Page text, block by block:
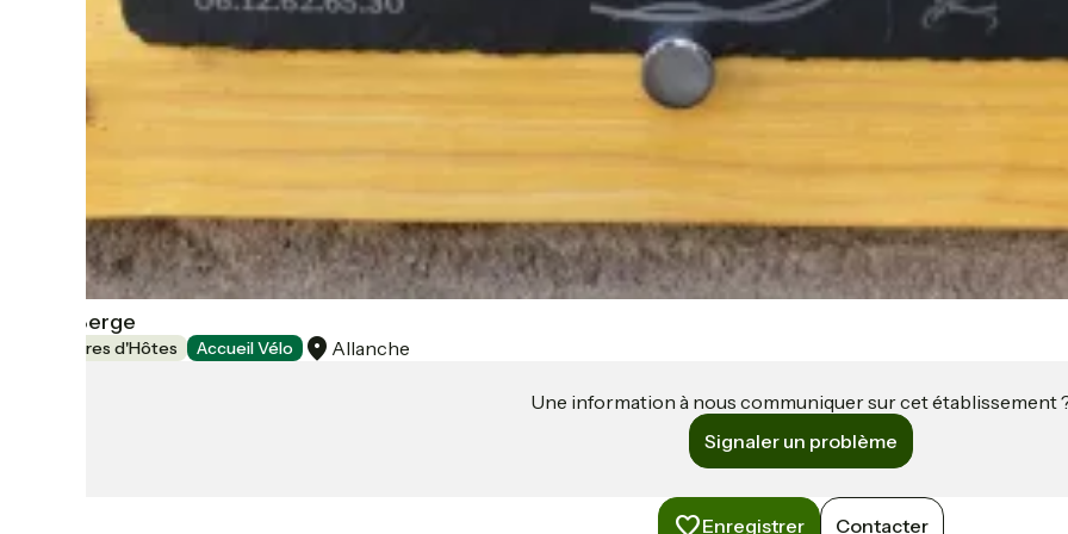
L'Eau Berge
Chambres d'Hôtes Accueil Vélo Allanche
Une information à nous communiquer sur cet établissement
Signaler un problème
Enregistrer Contacter